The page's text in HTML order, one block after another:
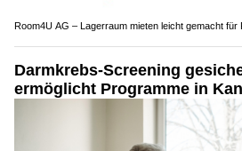
Room4U AG – Lagerraum mieten leicht gemacht für
Darmkrebs-Screening
ermöglicht Programme in